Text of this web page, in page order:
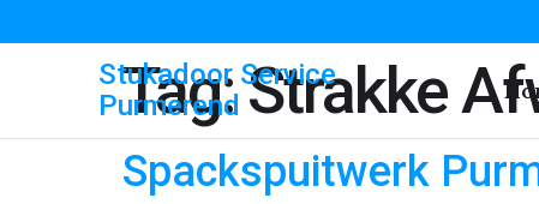
Stukadoor Service
Purmerend
Tag:Strakke
Spackspuitwerk